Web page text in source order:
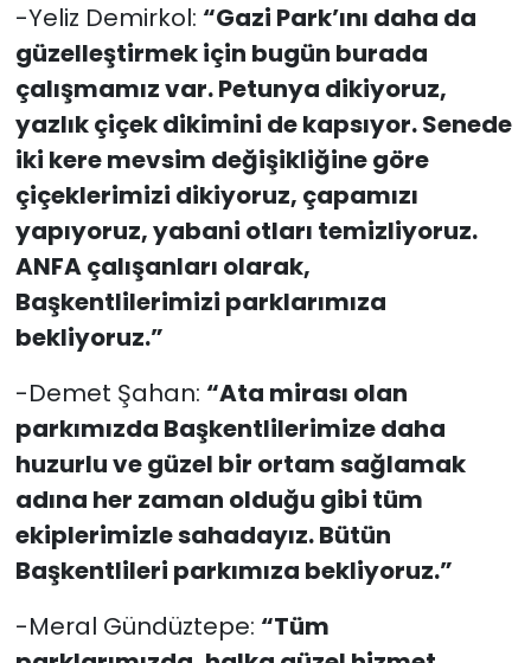
-Yeliz Demirkol: “Gazi Park’ını daha da
güzelleştirmek için bugün burada
çalışmamız var. Petunya dikiyoruz,
yazlık çiçek dikimini de kapsıyor. Senede
iki kere mevsim değişikliğine göre
çiçeklerimizi dikiyoruz, çapamızı
yapıyoruz, yabani otları temizliyoruz.
ANFA çalışanları olarak,
Başkentlilerimizi parklarımıza
bekliyoruz.”
-Demet Şahan: “Ata mirası olan
parkımızda Başkentlilerimize daha
huzurlu ve güzel bir ortam sağlamak
adına her zaman olduğu gibi tüm
ekiplerimizle sahadayız. Bütün
Başkentlileri parkımıza bekliyoruz.”
-Meral Gündüztepe: “Tüm